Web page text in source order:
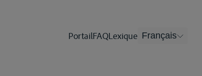
PortailFAQLexique Français